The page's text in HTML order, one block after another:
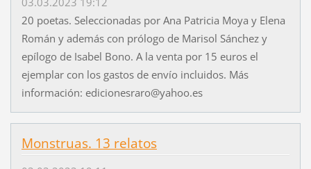
20 poetas. Seleccionadas por Ana Patricia Moya y Elena
Román y además con prólogo de Marisol Sánchez y
epílogo de Isabel Bono. A la venta por 15 euros el
ejemplar con los gastos de envío incluidos. Más
información: edicionesraro@yahoo.es
Monstruas. 13 relatos